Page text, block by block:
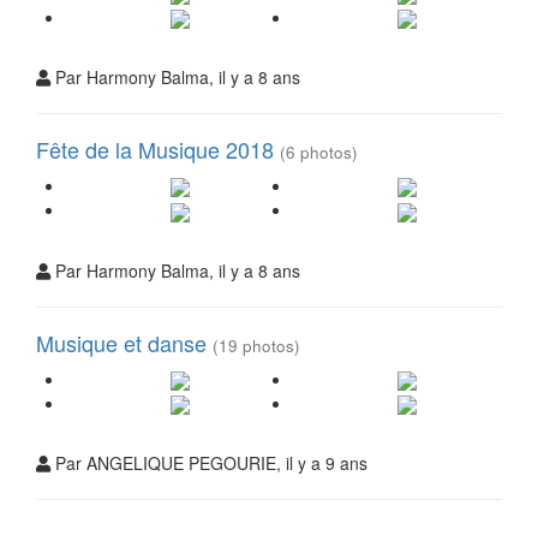
Par Harmony Balma, il y a 8 ans
Fête de la Musique 2018 (6 photos)
Par Harmony Balma, il y a 8 ans
Musique et danse (19 photos)
Par ANGELIQUE PEGOURIE, il y a 9 ans